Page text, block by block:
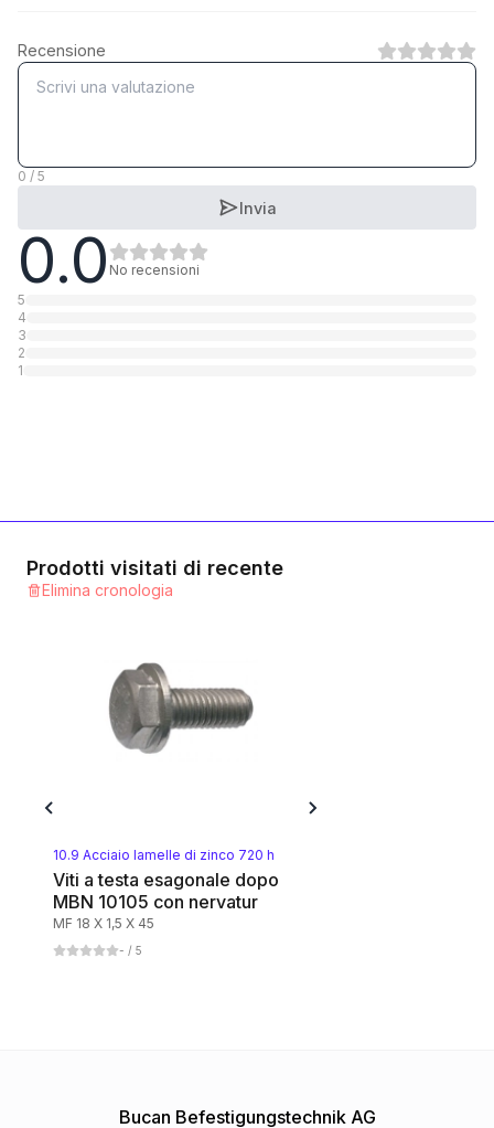
10.9 Stahl verzinkt
1 Categoria
10.9 Stahl Zinklamellen beschichtet
1 Categoria
Recensione
0 / 5
Invia
0.0 No recensioni
5
4
3
2
1
Prodotti visitati di recente
Elimina cronologia
10.9 Acciaio lamelle di zinco 720 h
Viti a testa esagonale dopo
MBN 10105 con nervatur
MF 18 X 1,5 X 45
- / 5
Bucan Befestigungstechnik AG